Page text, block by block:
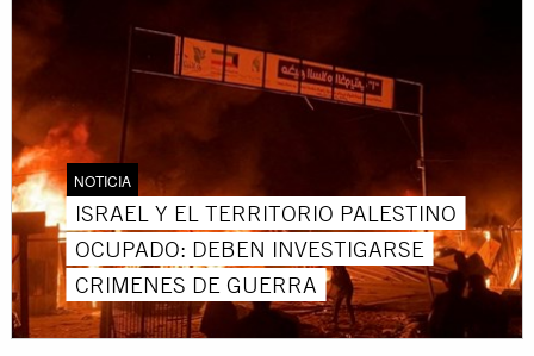
NOTICIA
ISRAEL Y EL TERRITORIO PALESTINO
OCUPADO: DEBEN INVESTIGARSE
CRIMENES DE GUERRA